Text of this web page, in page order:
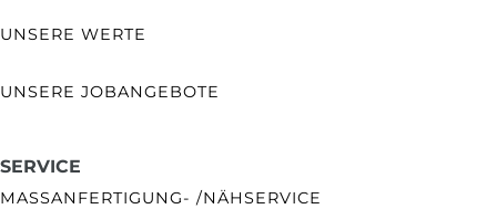
UNSERE WERTE
UNSERE JOBANGEBOTE
SERVICE
MASSANFERTIGUNG- /NÄHSERVICE